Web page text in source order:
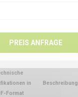
PREIS ANFRAGE
in
Format
Beschreibung